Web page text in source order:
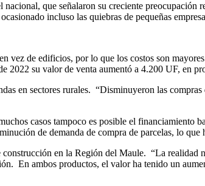
que señalaron su creciente
incluso las quiebras de pequeñas
vez de edificios, por lo que los costos son
2022 su valor de venta aumentó a 4.200 UF, en
en sectores rurales. “Disminuyeron las
casos tampoco es posible el financiamiento
de demanda de compra de parcelas, lo
en la Región del Maule. “La realidad
En ambos productos, el valor ha tenido un